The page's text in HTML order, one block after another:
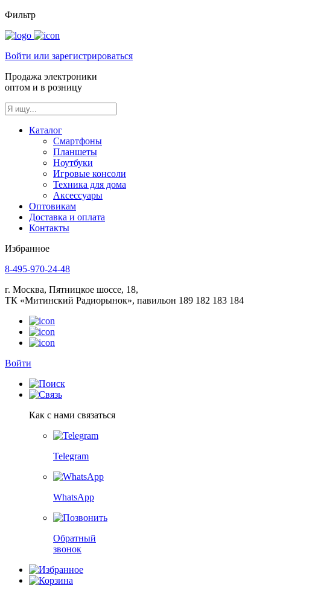
Фильтр
Войти или зарегистрироваться
Продажа электроники
оптом и в розницу
Каталог
Смартфоны
Планшеты
Ноутбуки
Игровые консоли
Техника для дома
Аксессуары
Оптовикам
Доставка и оплата
Контакты
Избранное
8-495-970-24-48
г. Москва, Пятницкое шоссе, 18,
ТК «Митинский Радиорынок», павильон 189 182 183 184
Войти
Как с нами связаться
Telegram
WhatsApp
Обратный
звонок